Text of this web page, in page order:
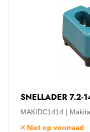
SNELLADER 7.2-
MAK/DC1414
Niet op voorraad